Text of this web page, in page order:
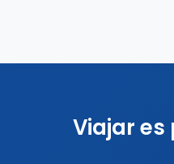
Viajar